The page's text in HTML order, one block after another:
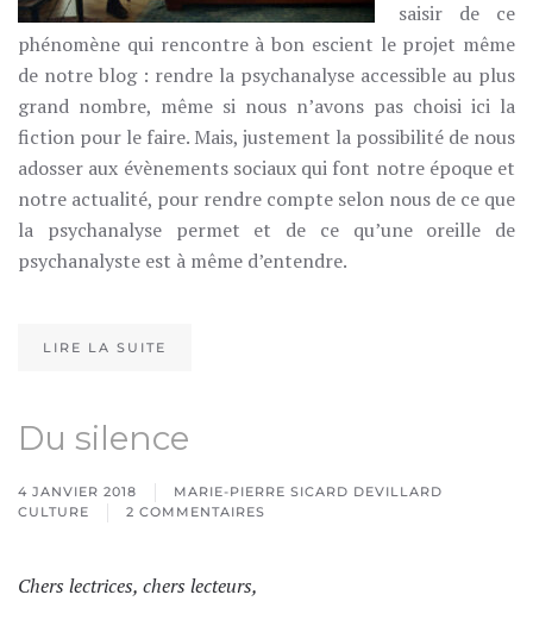
saisir de ce
phénomène qui rencontre à bon escient le projet même
de notre blog : rendre la psychanalyse accessible au plus
grand nombre, même si nous n’avons pas choisi ici la
fiction pour le faire. Mais, justement la possibilité de nous
adosser aux évènements sociaux qui font notre époque et
notre actualité, pour rendre compte selon nous de ce que
la psychanalyse permet et de ce qu’une oreille de
psychanalyste est à même d’entendre.
LIRE LA SUITE
Du silence
4 JANVIER 2018
MARIE-PIERRE SICARD DEVILLARD
CULTURE
2 COMMENTAIRES
SUR
Chers lectrices, chers lecteurs,